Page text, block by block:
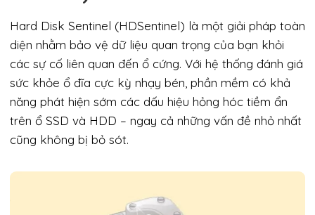
Hard Disk Sentinel (HDSentinel) là một giải pháp toàn
diện nhằm bảo vệ dữ liệu quan trọng của bạn khỏi
các sự cố liên quan đến ổ cứng. Với hệ thống đánh giá
sức khỏe ổ đĩa cực kỳ nhạy bén, phần mềm có khả
năng phát hiện sớm các dấu hiệu hỏng hóc tiềm ẩn
trên ổ SSD và HDD – ngay cả những vấn đề nhỏ nhất
cũng không bị bỏ sót.